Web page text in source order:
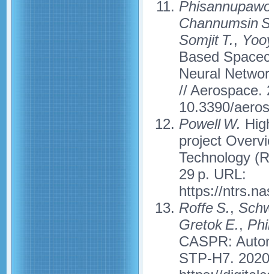
Channumsin
Somjit T.,
Based
Neural
// Aerospace.
10.3390/
Powell W.
project
Technology
29 p. URL:
https://
Roffe S.,
Gretok E.,
CASPR:
STP-H7.